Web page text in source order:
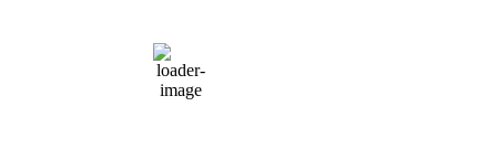
66 %
1004 мб
10 mph